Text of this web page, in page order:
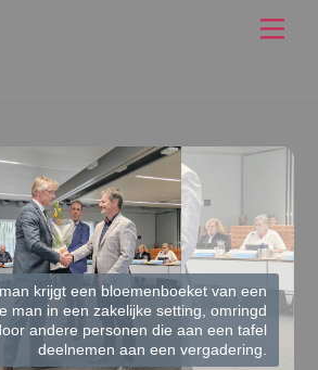
krijgt een bloemenboeket van een
man in een zakelijke setting, omringd
andere personen die aan een tafel
deelnemen aan een vergadering.